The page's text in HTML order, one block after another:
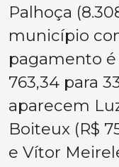
Palhoça
município
pagamento
763,34 para
aparecem
Boiteux (R$
e Vítor